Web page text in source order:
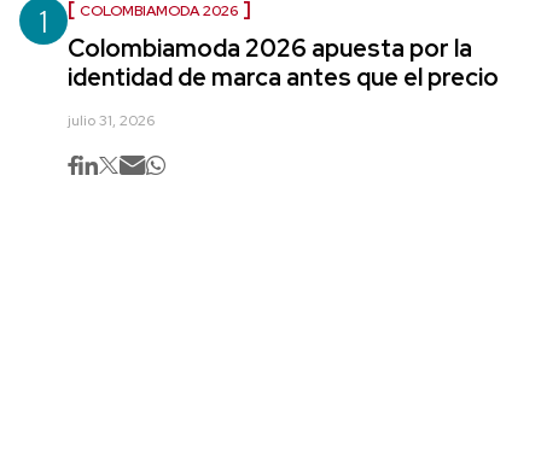
1 COLOMBIAMODA 2026
Colombiamoda 2026 apuesta por la
identidad de marca antes que el precio
julio 31, 2026